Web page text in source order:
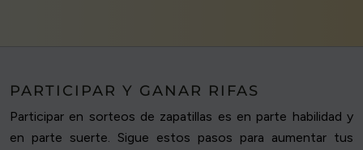
PARTICIPAR Y GANAR RIFAS
Participar en sorteos de zapatillas es en parte habilidad y
en parte suerte. Sigue estos pasos para aumentar tus